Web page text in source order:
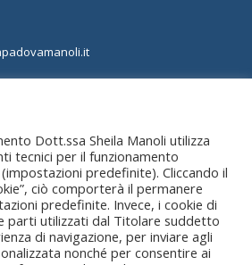
Dott.ssa Sheila Manoli utilizza
tecnici per il funzionamento
predefinite). Cliccando il
ciò comporterà il permanere
predefinite. Invece, i cookie di
parti utilizzati dal Titolare suddetto
di navigazione, per inviare agli
nonché per consentire ai